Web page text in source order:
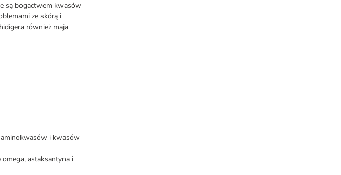
są bogactwem kwasów
ze skórą i
również maja
aminokwasów i kwasów
astaksantyna i